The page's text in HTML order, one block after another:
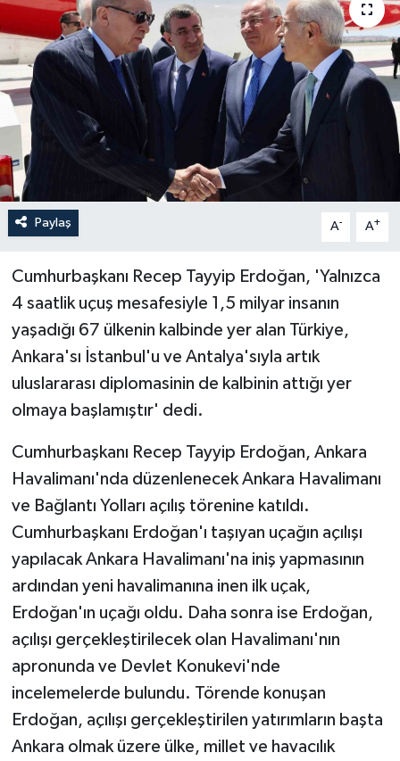
Paylaş A- A+
Cumhurbaşkanı Recep Tayyip Erdoğan, 'Yalnızca
4 saatlik uçuş mesafesiyle 1,5 milyar insanın
yaşadığı 67 ülkenin kalbinde yer alan Türkiye,
Ankara'sı İstanbul'u ve Antalya'sıyla artık
uluslararası diplomasinin de kalbinin attığı yer
olmaya başlamıştır' dedi.
Cumhurbaşkanı Recep Tayyip Erdoğan, Ankara
Havalimanı'nda düzenlenecek Ankara Havalimanı
ve Bağlantı Yolları açılış törenine katıldı.
Cumhurbaşkanı Erdoğan'ı taşıyan uçağın açılışı
yapılacak Ankara Havalimanı'na iniş yapmasının
ardından yeni havalimanına inen ilk uçak,
Erdoğan'ın uçağı oldu. Daha sonra ise Erdoğan,
açılışı gerçekleştirilecek olan Havalimanı'nın
apronunda ve Devlet Konukevi'nde
incelemelerde bulundu. Törende konuşan
Erdoğan, açılışı gerçekleştirilen yatırımların başta
Ankara olmak üzere ülke, millet ve havacılık
SİYASET
GÜNCEL
YAŞAM